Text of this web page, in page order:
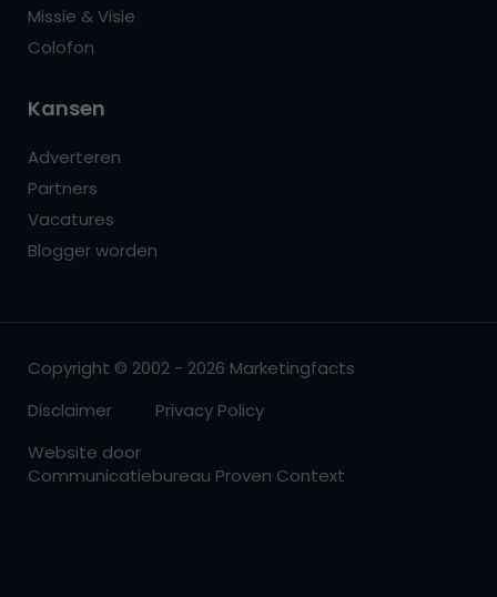
Missie & Visie
Colofon
Kansen
Adverteren
Partners
Vacatures
Blogger worden
Copyright © 2002 - 2026 Marketingfacts
Disclaimer
Privacy Policy
Website door
Communicatiebureau Proven Context